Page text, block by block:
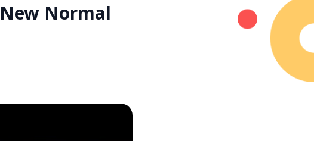
Normal